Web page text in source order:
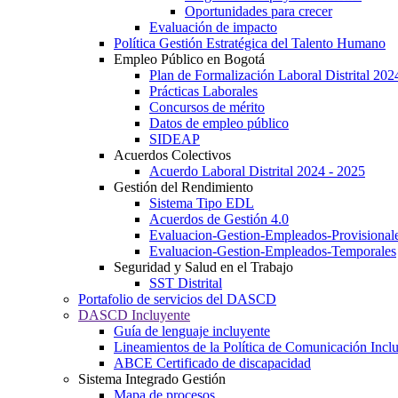
Oportunidades para crecer
Evaluación de impacto
Política Gestión Estratégica del Talento Humano
Empleo Público en Bogotá
Plan de Formalización Laboral Distrital
Prácticas Laborales
Concursos de mérito
Datos de empleo público
SIDEAP
Acuerdos Colectivos
Acuerdo Laboral Distrital 2024 - 2025
Gestión del Rendimiento
Sistema Tipo EDL
Acuerdos de Gestión 4.0
Evaluacion-Gestion-Empleados-
Evaluacion-Gestion-Empleados-Temporales
Seguridad y Salud en el Trabajo
SST Distrital
Portafolio de servicios del DASCD
DASCD Incluyente
Guía de lenguaje incluyente
Lineamientos de la Política de Comunicación
ABCE Certificado de discapacidad
Sistema Integrado Gestión
Mapa de procesos